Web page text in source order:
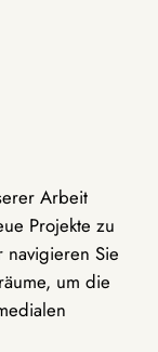
Arbeit
Projekte zu
Sie
um die